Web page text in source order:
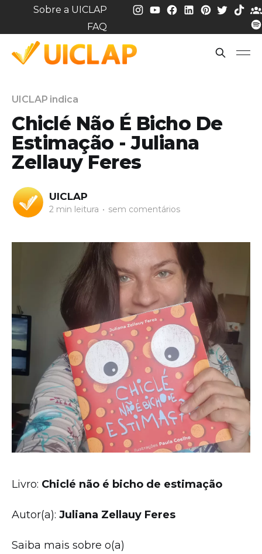
Sobre a UICLAP
FAQ
UICLAP indica
Chiclé Não É Bicho De
Estimação - Juliana
Zellauy Feres
UICLAP
2 min leitura • sem comentários
Livro: Chiclé não é bicho de estimação
Autor(a): Juliana Zellauy Feres
Saiba mais sobre o(a)